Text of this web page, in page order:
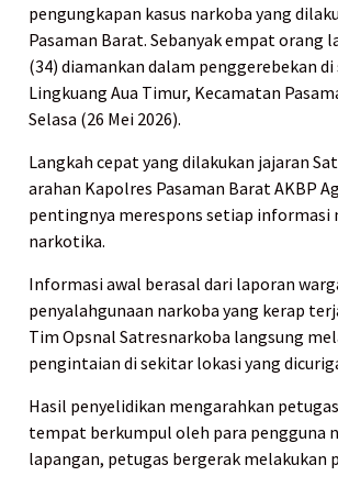
pengungkapan kasus narkoba yang
Pasaman Barat. Sebanyak empat orang
(34) diamankan dalam penggerebekan
Lingkuang Aua Timur, Kecamatan
Selasa (26 Mei 2026).
Langkah cepat yang dilakukan jajaran
arahan Kapolres Pasaman Barat AKBP
pentingnya merespons setiap informasi
narkotika.
Informasi awal berasal dari laporan
penyalahgunaan narkoba yang kerap
Tim Opsnal Satresnarkoba langsung
pengintaian di sekitar lokasi yang
Hasil penyelidikan mengarahkan
tempat berkumpul oleh para pengguna
lapangan, petugas bergerak melakukan